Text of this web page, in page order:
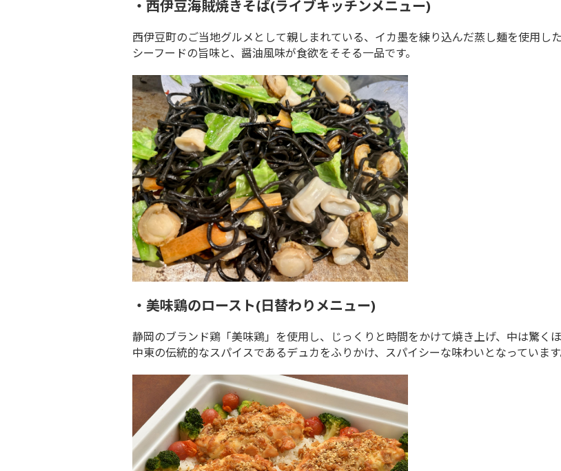
・西伊豆海賊焼きそば(ライブキッチンメニュー)
西伊豆町のご当地グルメとして親しまれている、イカ墨を練り込んだ蒸し麺を使用し
シーフードの旨味と、醤油風味が食欲をそそる一品です。
・美味鶏のロースト(日替わりメニュー)
静岡のブランド鶏「美味鶏」を使用し、じっくりと時間をかけて焼き上げ、中は驚く
中東の伝統的なスパイスであるデュカをふりかけ、スパイシーな味わいとなっています